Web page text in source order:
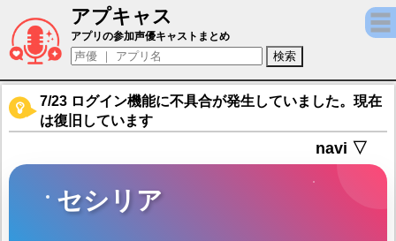
アプキャス
セシリア（声優：堀江由衣)【エピックセブ
アプリの参加声優キャストまとめ
7/23 ログイン機能に不具合が発生していました。現在
は復旧しています
navi ▽
セシリア